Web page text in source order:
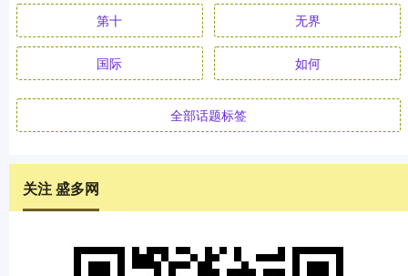
第十 无界
国际 如何
全部话题标签
关注 盛多网